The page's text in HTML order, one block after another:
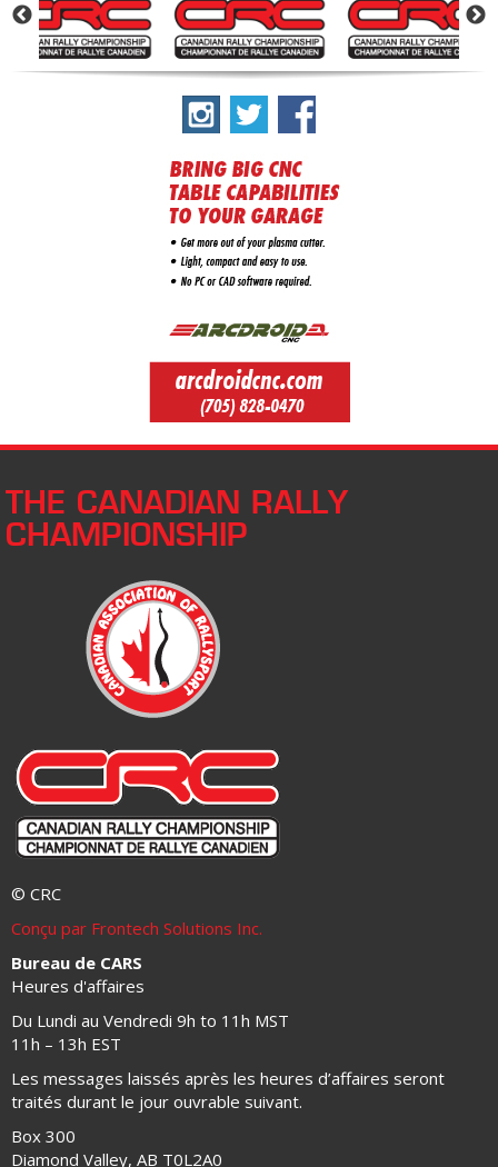
THE CANADIAN RALLY
CHAMPIONSHIP
© CRC
Conçu par Frontech Solutions Inc.
Bureau de CARS
Heures d'affaires
Du Lundi au Vendredi 9h to 11h MST
11h – 13h EST
Les messages laissés après les heures d’affaires seront
traités durant le jour ouvrable suivant.
Box 300
Diamond Valley, AB T0L2A0